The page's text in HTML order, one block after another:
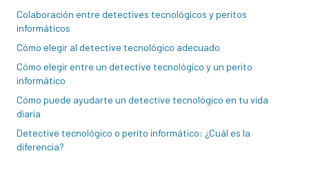
Colaboración entre detectives tecnológicos y peritos
informáticos
Cómo elegir al detective tecnológico adecuado
Cómo elegir entre un detective tecnológico y un perito
informático
Cómo puede ayudarte un detective tecnológico en tu vida
diaria
Detective tecnológico o perito informático: ¿Cuál es la
diferencia?